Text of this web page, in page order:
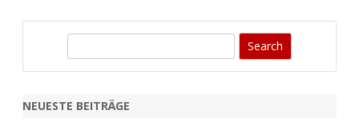
rNEUESTE BEITRÄGE